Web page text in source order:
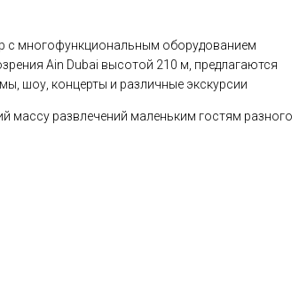
с многофункциональным оборудованием
Ain Dubai высотой 210 м, предлагаются
шоу, концерты и различные экскурсии
массу развлечений маленьким гостям разного